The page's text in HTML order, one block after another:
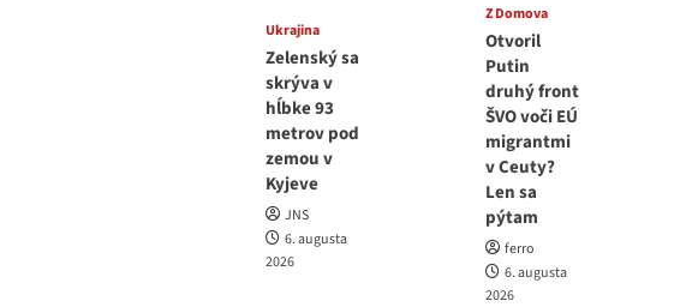
Ukrajina
Zelenský sa
skrýva v
hĺbke 93
metrov pod
zemou v
Kyjeve
JNS
6. augusta
2026
Z Domova
Otvoril
Putin
druhý front
ŠVO voči EÚ
migrantmi
v Ceuty?
Len sa
pýtam
ferro
6. augusta
2026